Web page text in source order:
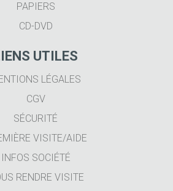
PAPIERS
CD-DVD
UTILES
LÉGALES
CGV
SÉCURITÉ
VISITE/AIDE
INFOS SOCIÉTÉ
RENDRE VISITE